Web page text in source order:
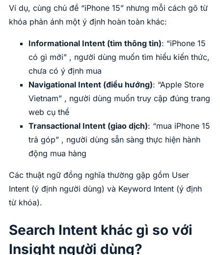
Ví dụ, cùng chủ đề “iPhone 15” nhưng mỗi cách gõ từ
khóa phản ánh một ý định hoàn toàn khác:
Informational Intent (tìm thông tin): “iPhone 15
có gì mới” , người dùng muốn tìm hiểu kiến thức,
chưa có ý định mua
Navigational Intent (điều hướng): “Apple Store
Vietnam” , người dùng muốn truy cập đúng trang
web cụ thể
Transactional Intent (giao dịch): “mua iPhone 15
trả góp” , người dùng sẵn sàng thực hiện hành
động mua hàng
Các thuật ngữ đồng nghĩa thường gặp gồm User
Intent (ý định người dùng) và Keyword Intent (ý định
từ khóa).
Search Intent khác gì so với
Insight người dùng?